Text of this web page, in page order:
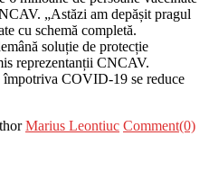
„Astăzi am depășit pragul
cu schemă completă.
soluție de protecție
reprezentanții CNCAV.
împotriva COVID-19 se reduce
Marius Leontiuc Comment(0)